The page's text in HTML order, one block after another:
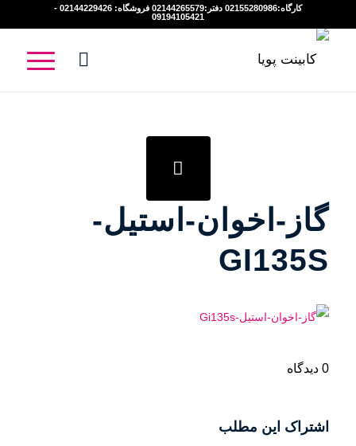
کارگاه:02155280986 دفتر:02144265579 فروشگاه: 02144229426 -
09194105421
گاز-اخوان-استیل-
GI135S
0 دیدگاه
اشتراک این مطلب